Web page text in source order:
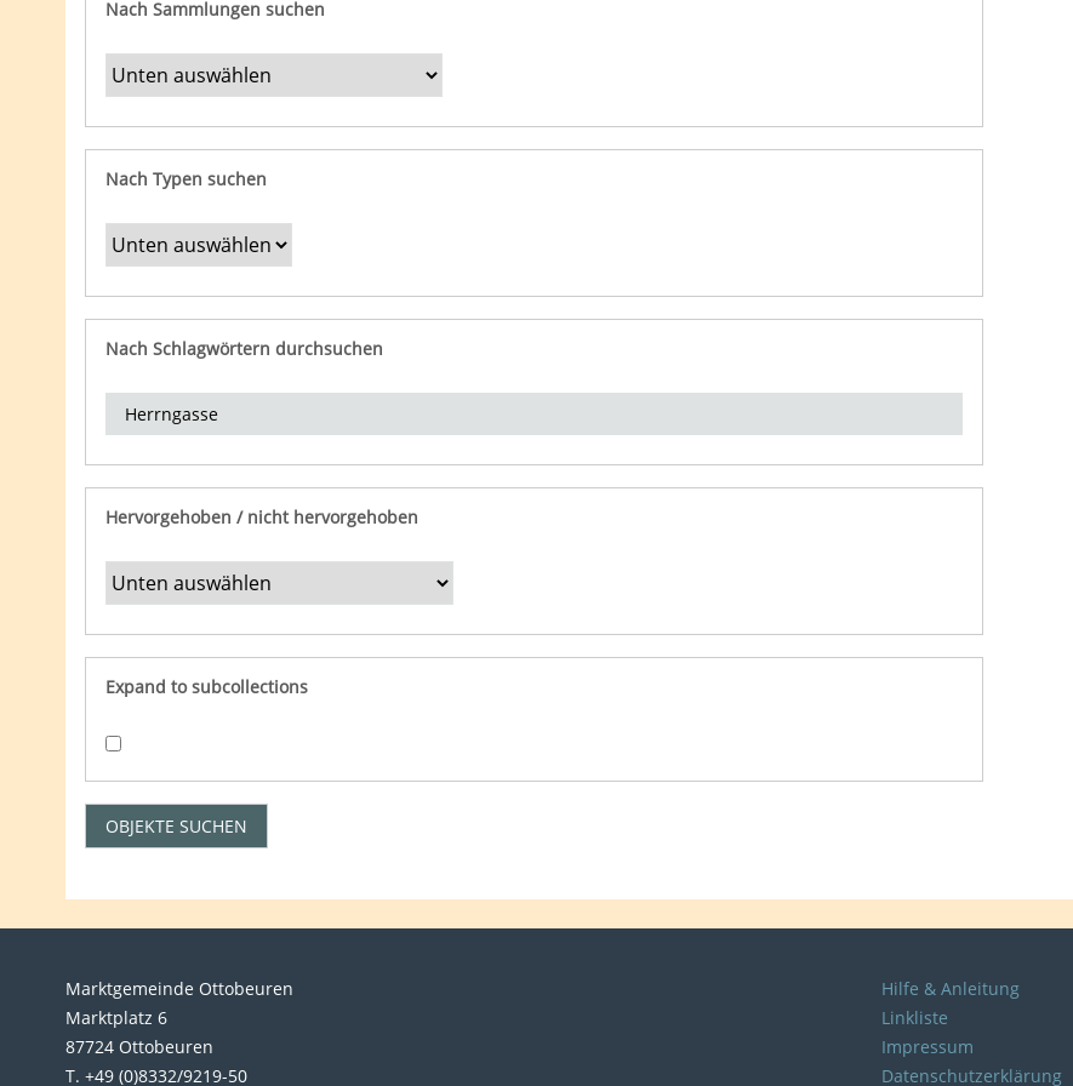
Nach Sammlungen suchen
Nach Typen suchen
Nach Schlagwörtern durchsuchen
Hervorgehoben / nicht hervorgehoben
Expand to subcollections
Marktgemeinde Ottobeuren
Marktplatz 6
87724 Ottobeuren
T. +49 (0)8332/9219-50
Hilfe & Anleitung
Linkliste
Impressum
Datenschutzerklärung